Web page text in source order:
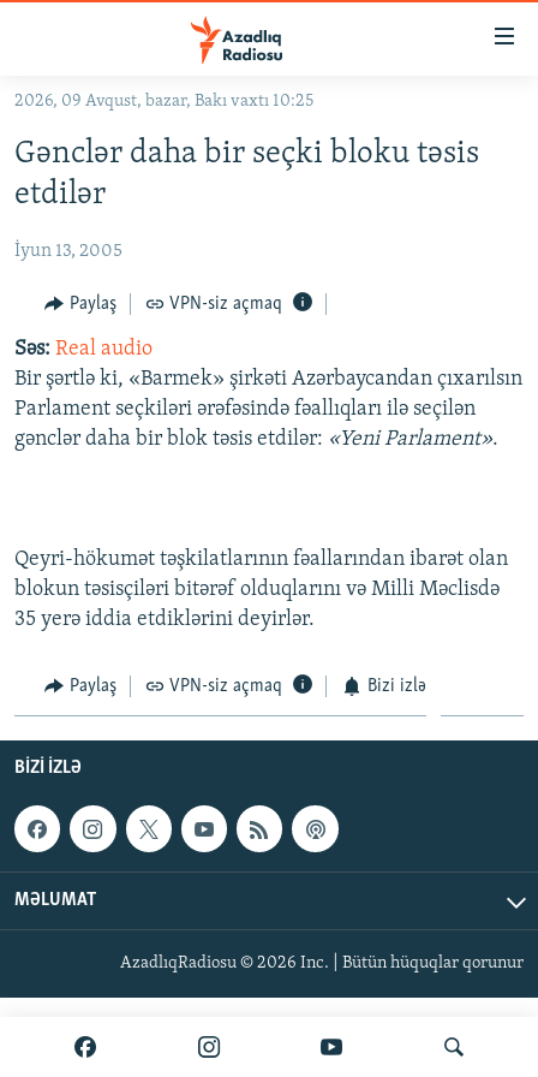
Əsas
qayıt
Əsas
qayıt
#ƏSLINDƏ
FƏRQƏ BAX
QANUNI DOĞRU
ARAŞDIRMA
MULTIMEDIA
İNFOQRAFIKA
KARIKATURA
AZƏRBAYCAN ƏDƏBIYYATI KITABXANASI
İSLAM VƏ DEMOKRATIYA
MISSIYAMIZ
PEŞƏ ETIKASI VƏ JURNALISTIKA STANDARTLARIMIZ
AZADLIQRADIOSU MOBIL TELEFONUNUZDA
XƏBƏR BÜLLETENLƏRIMIZ
BIZI IZLƏ
RFE/RL-in bütün saytları
2026, 09 Avqust, bazar, Bakı vaxtı 10:25
Gənclər daha bir seçki bloku təsis
etdilər
İyun 13, 2005
Paylaş VPN-siz açmaq
Səs: Real audio
Bir şərtlə ki, «Barmek» şirkəti Azərbaycandan çıxarılsın
Parlament seçkiləri ərəfəsində fəallıqları ilə seçilən
gənclər daha bir blok təsis etdilər: «Yeni Parlament».
Qeyri-hökumət təşkilatlarının fəallarından ibarət olan
blokun təsisçiləri bitərəf olduqlarını və Milli Məclisdə
35 yerə iddia etdiklərini deyirlər.
Paylaş VPN-siz açmaq Bizi izlə
BIZI IZLƏ
MƏLUMAT
AzadlıqRadiosu © 2026 Inc. | Bütün hüquqlar qorunur